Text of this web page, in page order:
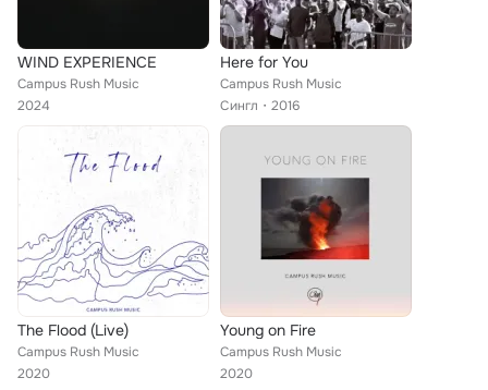
WIND EXPERIENCE
Campus Rush Music
2024
Here for You
Campus Rush Music
Сингл
2016
The Flood (Live)
Campus Rush Music
2020
Young on Fire
Campus Rush Music
2020